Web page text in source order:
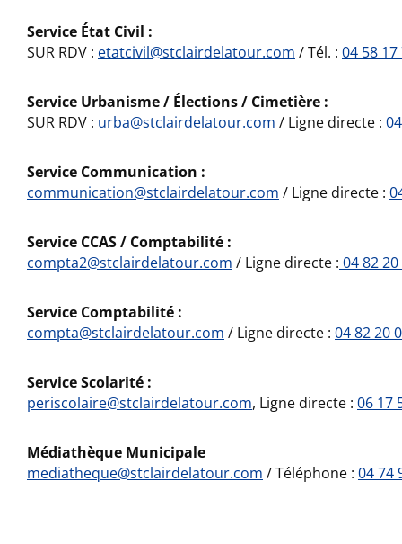
Service État Civil :
SUR RDV : etatcivil@stclairdelatour.com / Tél. : 04 58 17
Service Urbanisme / Élections / Cimetière :
SUR RDV : urba@stclairdelatour.com / Ligne directe :
Service Communication :
communication@stclairdelatour.com / Ligne directe :
Service CCAS / Comptabilité :
compta2@stclairdelatour.com / Ligne directe : 04 82
Service Comptabilité :
compta@stclairdelatour.com / Ligne directe : 04 82 20
Service Scolarité :
periscolaire@stclairdelatour.com, Ligne directe : 06 17
Médiathèque Municipale
mediatheque@stclairdelatour.com / Téléphone : 04 74